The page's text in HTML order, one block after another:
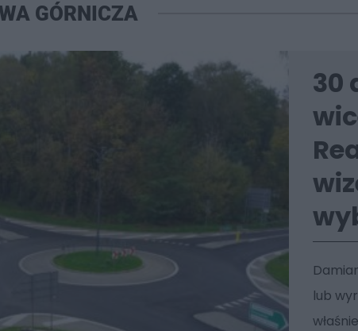
GÓRNICZA
30
lub